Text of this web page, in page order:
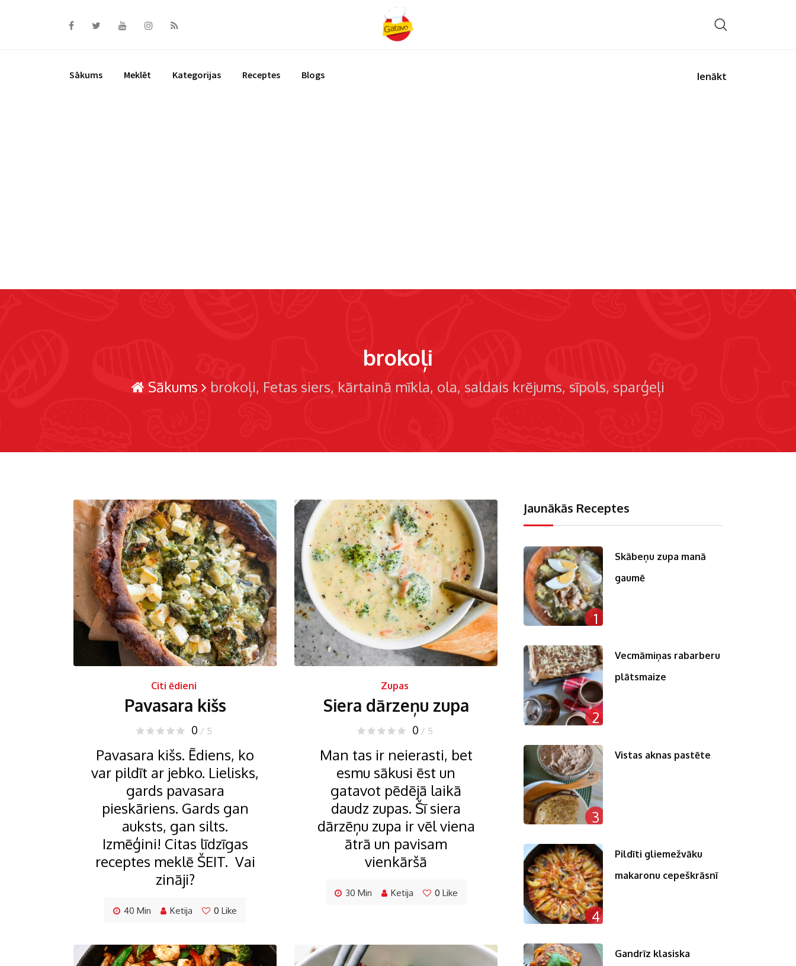
Sākums Meklēt Kategorijas Receptes Blogs Ienākt
brokoļi
Sākums brokoļi Fetas siers kārtainā mīkla ola saldais krējums sīpols sparģeļi
Citi ēdieni
Pavasara kišs
0 / 5
Pavasara kišs. Ēdiens, ko
var pildīt ar jebko. Lielisks,
gards pavasara
pieskāriens. Gards gan
auksts, gan silts.
Izmēģini! Citas līdzīgas
receptes meklē ŠEIT. Vai
zināji?
40 Min Ketija 0 Like
Zupas
Siera dārzeņu zupa
0 / 5
Man tas ir neierasti, bet
esmu sākusi ēst un
gatavot pēdējā laikā
daudz zupas. Šī siera
dārzēņu zupa ir vēl viena
ātrā un pavisam
vienkāršā
30 Min Ketija 0 Like
Jaunākās Receptes
1
Skābeņu zupa manā
gaumē
2
Vecmāmiņas rabarberu
plātsmaize
3
Vistas aknas pastēte
4
Pildīti gliemežvāku
makaronu cepeškrāsnī
Gandrīz klasiska